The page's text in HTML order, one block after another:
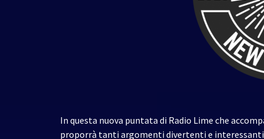
In questa nuova puntata di Radio Lime che
proporrà tanti argomenti divertenti e